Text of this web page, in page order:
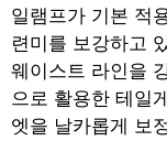
일램프가 기본 적
련미를 보강하고
웨이스트 라인을
으로 활용한 테일
엣을 날카롭게 보